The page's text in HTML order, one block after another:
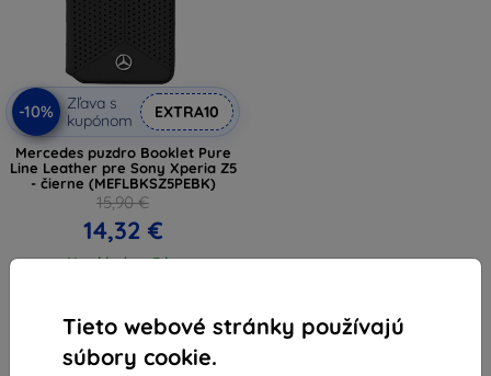
Tieto webové stránky používajú
súbory cookie.
-10%
Zľava s
kupónom
EXTRA10
Mercedes puzdro Booklet Pure
Line Leather pre Sony Xperia Z5
- čierne (MEFLBKSZ5PEBK)
15,90 €
14,32 €
Na sklade > 5 ks